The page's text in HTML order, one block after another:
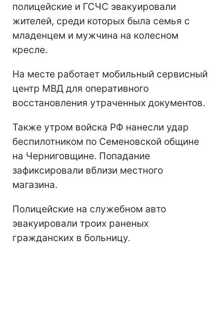
полицейские и ГСЧС эвакуировали
жителей, среди которых была семья с
младенцем и мужчина на колесном
кресле.
На месте работает мобильный сервисный
центр МВД для оперативного
восстановления утраченных документов.
Также утром войска РФ нанесли удар
беспилотником по Семеновской общине
на Черниговщине. Попадание
зафиксировали вблизи местного
магазина.
Полицейские на служебном авто
эвакуировали троих раненых
гражданских в больницу.